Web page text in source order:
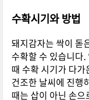
수확시기와 방법
돼지감자는 싹이 돋
수확할 수 있습니다
때 수확 시기가 다
건조한 날씨에 진행
때는 삽이 아닌 손